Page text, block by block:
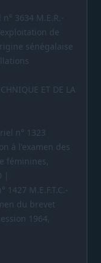
3634 M.E.R.-
de
sénégalaise
ET DE LA
n° 1323
à l'examen des
féminines,
M.E.F.T.C.-
du brevet
1964,